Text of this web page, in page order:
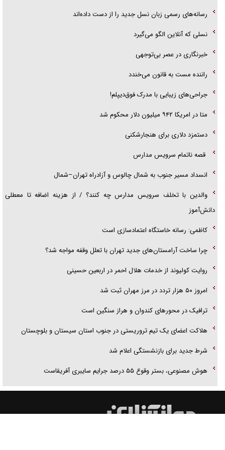
گزارش «جوان» از قوانین سخت‌گیرانه ۶ قاره در برابر یورش به پاسگاه‌های
رسانه‌های رسمی زبان نسل جدید را از دست داده‌اند
نسلی که آنلاین الگو می‌گیرد
‌خبرنگاری در عصر بی‌توجهی
راننده مست به قانون می‌خندد
جراحی‌های زیبایی با مدرک فوق‌دیپلم!
متا در امریکا ۹۴۲ میلیون دلار محکوم شد
دستمزد دلاری برای هنجارشکنی
قصه ناتمام سرویس مدارس
انسداد مسیر جنوب به شمال چالوس و آزادراه تهران–شمال
والدین با تخلف سرویس مدارس چه کنند؟ / از هزینه اضافه تا معطلی
دانش‌آموز
کاظمی: رسانه خاستگاه اعتمادسازی است
چرا ساخت آرامستان‌های جدید تهران با تعلل وقفه مواجه شد؟
روایت کولیوند از خدمات هلال احمر در اربعین حسینی
امروز ۵۰ هزار تردد در مرز مهران ثبت شد
ترافیک در محور‌های کندوان و هراز سنگین است
هلاکت اعضای یک تیم تروریستی در جنوب استان سیستان و بلوچستان
شرط جدید برای بازنشستگی اعلام شد
هوش مصنوعی، بستر وقوع ۵۵ درصد جرایم سایبری آفریقاست